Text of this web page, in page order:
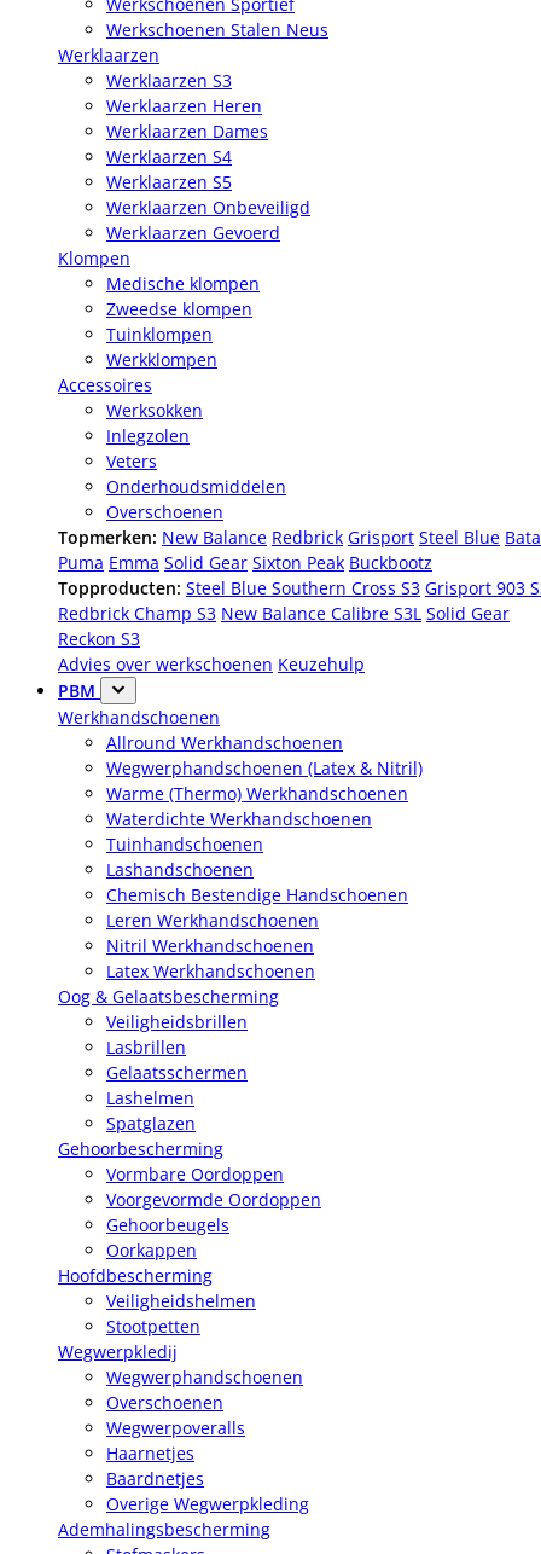
Werkschoenen Stalen Neus
Werklaarzen
Werklaarzen S3
Werklaarzen Heren
Werklaarzen Dames
Werklaarzen S4
Werklaarzen S5
Werklaarzen Onbeveiligd
Werklaarzen Gevoerd
Klompen
Medische klompen
Zweedse klompen
Tuinklompen
Werkklompen
Accessoires
Werksokken
Inlegzolen
Veters
Onderhoudsmiddelen
Overschoenen
Topmerken: New Balance Redbrick Grisport Steel Blue Bata
Puma Emma Solid Gear Sixton Peak Buckbootz
Topproducten: Steel Blue Southern Cross S3 Grisport 903
Redbrick Champ S3 New Balance Calibre S3L Solid Gear
Reckon S3
Advies over werkschoenen Keuzehulp
PBM
Werkhandschoenen
Allround Werkhandschoenen
Wegwerphandschoenen (Latex & Nitril)
Warme (Thermo) Werkhandschoenen
Waterdichte Werkhandschoenen
Tuinhandschoenen
Lashandschoenen
Chemisch Bestendige Handschoenen
Leren Werkhandschoenen
Nitril Werkhandschoenen
Latex Werkhandschoenen
Oog & Gelaatsbescherming
Veiligheidsbrillen
Lasbrillen
Gelaatsschermen
Lashelmen
Spatglazen
Gehoorbescherming
Vormbare Oordoppen
Voorgevormde Oordoppen
Gehoorbeugels
Oorkappen
Hoofdbescherming
Veiligheidshelmen
Stootpetten
Wegwerpkledij
Wegwerphandschoenen
Overschoenen
Wegwerpoveralls
Haarnetjes
Baardnetjes
Overige Wegwerpkleding
Ademhalingsbescherming